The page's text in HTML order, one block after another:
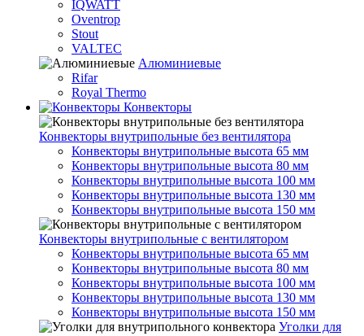
IQWATT
Oventrop
Stout
VALTEC
Алюминиевые
Rifar
Royal Thermo
Конвекторы
Конвекторы внутрипольные без вентилятора
Конвекторы внутрипольные высота 65 мм
Конвекторы внутрипольные высота 80 мм
Конвекторы внутрипольные высота 100 мм
Конвекторы внутрипольные высота 130 мм
Конвекторы внутрипольные высота 150 мм
Конвекторы внутрипольные с вентилятором
Конвекторы внутрипольные высота 65 мм
Конвекторы внутрипольные высота 80 мм
Конвекторы внутрипольные высота 100 мм
Конвекторы внутрипольные высота 130 мм
Конвекторы внутрипольные высота 150 мм
Уголки для